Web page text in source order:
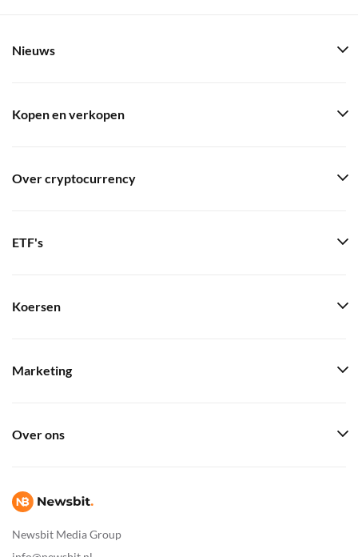
Newsbit Media Group
Nieuws
Kopen en verkopen
Over cryptocurrency
ETF's
Koersen
Marketing
Over ons